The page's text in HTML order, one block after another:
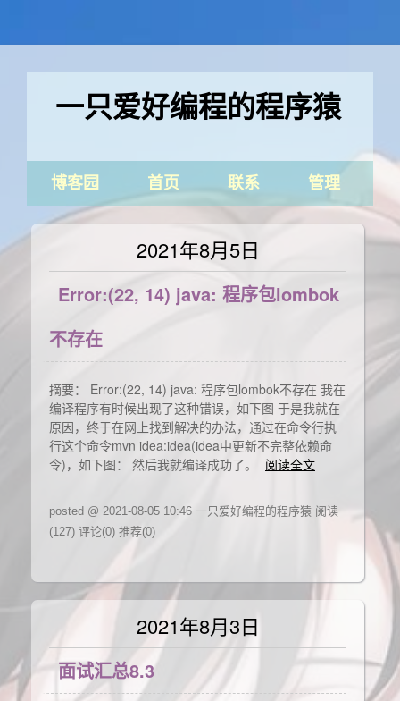
一只爱好编程的程序猿
博客园 首页 联系 管理
2021年8月5日
Error:(22, 14) java: 程序包lombok
不存在
摘要： Error:(22, 14) java: 程序包lombok不存在 我在
编译程序有时候出现了这种错误，如下图 于是我就在
原因，终于在网上找到解决的办法，通过在命令行执
行这个命令mvn idea:idea(idea中更新不完整依赖命
令)，如下图： 然后我就编译成功了。
阅读全文
posted @ 2021-08-05 10:46 一只爱好编程的程序猿 阅读
(127) 评论(0) 推荐(0)
2021年8月3日
面试汇总8.3